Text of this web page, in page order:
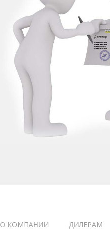
О КОМПАНИИ ДИЛЕРАМ